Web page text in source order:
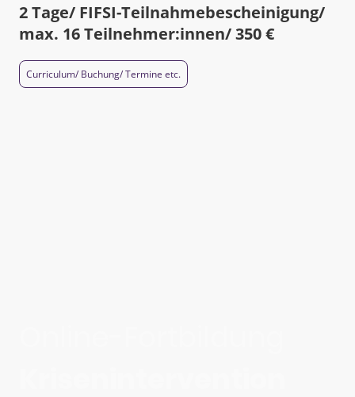
2 Tage/ FIFSI-Teilnahmebescheinigung/
max. 16 Teilnehmer:innen/ 350 €
Curriculum/ Buchung/ Termine etc.